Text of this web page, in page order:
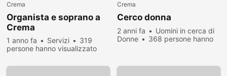
Crema
Organista e soprano a
Crema
1 anno fa Servizi
319
persone hanno visualizzato
Crema
Cerco donna
2 anni fa
Uomini in cerca di
Donne
368 persone hanno